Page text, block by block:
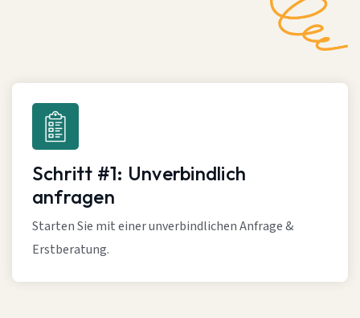
Schritt #1: Unverbindlich
anfragen
Starten Sie mit einer unverbindlichen Anfrage &
Erstberatung.